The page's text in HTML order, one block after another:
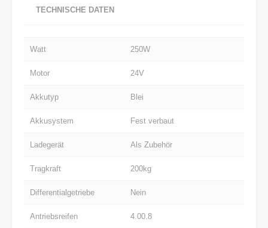
TECHNISCHE DATEN
Watt 250W
Motor 24V
Akkutyp Blei
Akkusystem Fest verbaut
Ladegerät Als Zubehör
Tragkraft 200kg
Differentialgetriebe Nein
Antriebsreifen 4.00.8